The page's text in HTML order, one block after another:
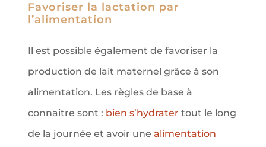
Favoriser la lactation par
l’alimentation
Il est possible également de favoriser la
production de lait maternel grâce à son
alimentation. Les règles de base à
connaitre sont : bien s’hydrater tout le long
de la journée et avoir une alimentation